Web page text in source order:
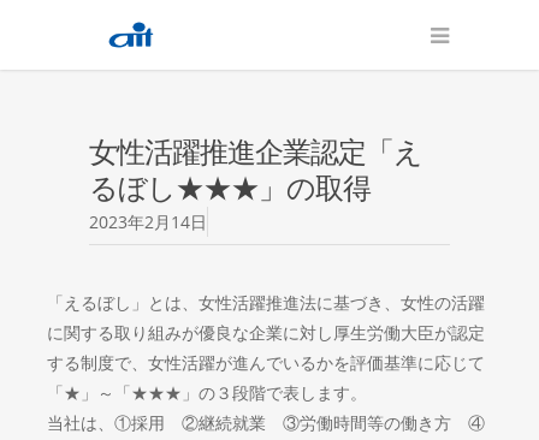
女性活躍推進企業認定「え
るぼし★★★」の取得
2023年2月14日
「えるぼし」とは、女性活躍推進法に基づき、女性の活躍
に関する取り組みが優良な企業に対し厚生労働大臣が認定
する制度で、女性活躍が進んでいるかを評価基準に応じて
「★」～「★★★」の３段階で表します。
当社は、①採用 ②継続就業 ③労働時間等の働き方 ④